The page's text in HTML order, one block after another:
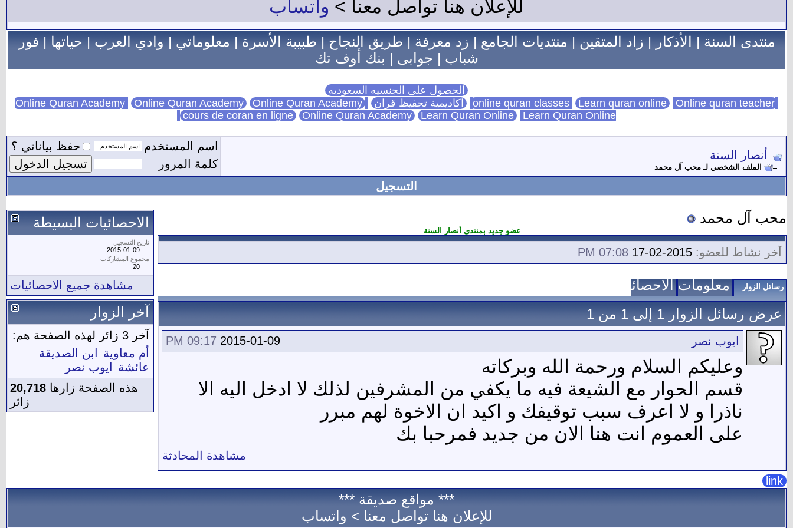
للإعلان هنا تواصل معنا > واتساب
منتدى السنة|الأذكار|زاد المتقين|منتديات الجامع|زد معرفة|طريق النجاح|طبيبة الأسرة|معلوماتي|وادي العرب|حياتها|فور
شباب | جوابى | بنك أوف تك
الحصول على الجنسيه السعوديه
Learn quran online Online quran teacher اكاديمية تحفيظ قران Online Quran Academy Online Quran Academy
cours de coran en ligne Online Quran Academy Learn Quran Online Learn Quran Online
أنصار السنة
الملف الشخصي لـ محب آل محمد
اسم المستخدم
حفظ بياناتي ؟
كلمة المرور
التسجيل
محب آل محمد
عضو جديد بمنتدى أنصار السنة
آخر نشاط للعضو: 07:08 PM
رسائل الزوار معلومات عنيالاحصائيات
عرض رسائل الزوار 1 إلى
1من1
2015-01-09
09:17 PM ايوب نصر
وعليكم السلام ورحمة الله وبركاته
قسم الحوار مع الشيعة فيه ما يكفي من المشرفين لذلك لا ادخل اليه الا
ناذرا و لا اعرف سبب توقيفك و اكيد ان الاخوة لهم مبرر
على العموم انت هنا الان من جديد فمرحبا بك
مشاهدة المحادثة
الاحصائيات البسيطة
تاريخ التسجيل
2015-01-09
مجموع المشاركات
20
مشاهدة جميع الاحصائيات
آخر الزوار
آخر 3 زائر لهذه الصفحة هم:
أم معاوية
ابن الصديقة
عائشة
ايوب نصر
هذه الصفحة زارها 20,718
زائر
link
*** مواقع صديقة ***
للإعلان هنا تواصل معنا > واتساب